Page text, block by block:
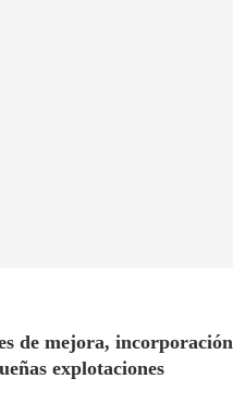
de mejora, incorporación
explotaciones